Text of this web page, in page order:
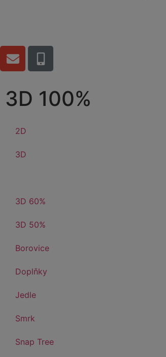
3D 100%
2D
3D
3D 60%
3D 50%
Borovice
Doplňky
Jedle
Smrk
Snap Tree